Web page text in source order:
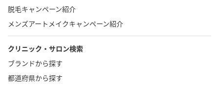
脱毛キャンペーン紹介
メンズアートメイクキャンペーン紹介
クリニック・サロン検索
ブランドから探す
都道府県から探す